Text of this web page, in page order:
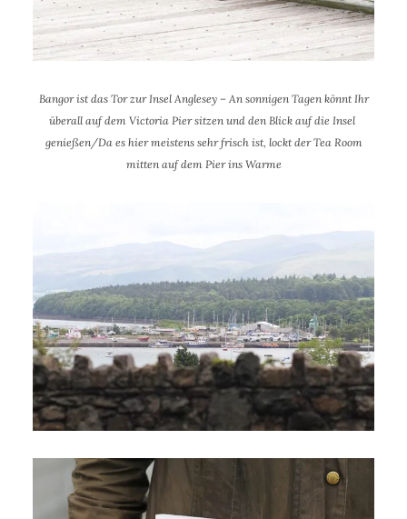
Bangor ist das Tor zur Insel Anglesey – An sonnigen Tagen könnt Ihr
überall auf dem Victoria Pier sitzen und den Blick auf die Insel
genießen/Da es hier meistens sehr frisch ist, lockt der Tea Room
mitten auf dem Pier ins Warme